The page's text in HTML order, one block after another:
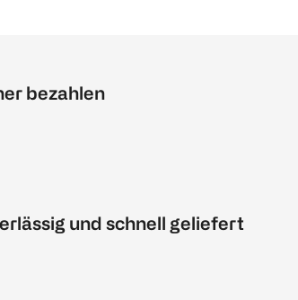
bezahlen
und schnell geliefert